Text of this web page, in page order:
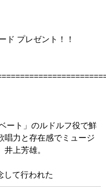
ド プレゼント！！
ート」のルドルフ役で鮮
唱力と存在感でミュージ
上芳雄。
して行われた